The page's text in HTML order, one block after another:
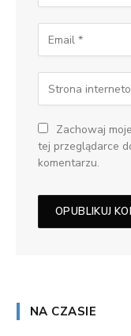
Zachowaj
tej przeglądarce
komentarzu.
NA CZASIE